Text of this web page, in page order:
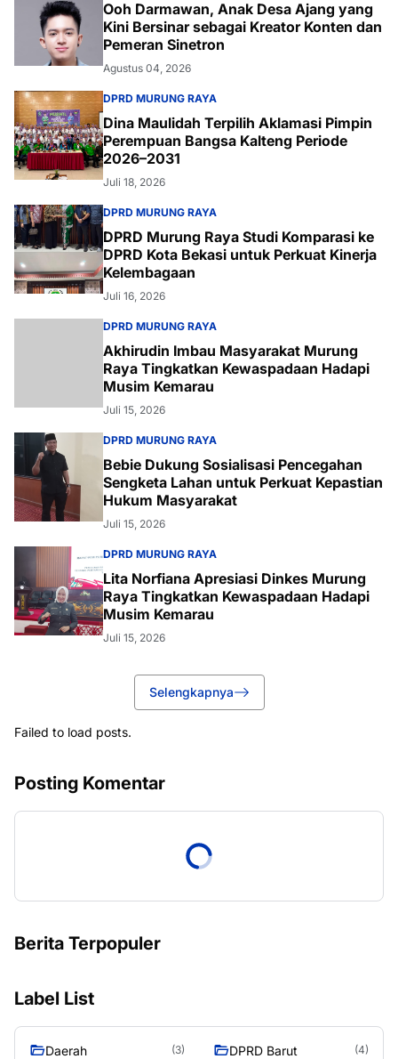
Ooh Darmawan, Anak Desa Ajang yang
Kini Bersinar sebagai Kreator Konten dan
Pemeran Sinetron
Agustus 04, 2026
DPRD MURUNG RAYA
Dina Maulidah Terpilih Aklamasi Pimpin
Perempuan Bangsa Kalteng Periode
2026–2031
Juli 18, 2026
DPRD MURUNG RAYA
DPRD Murung Raya Studi Komparasi ke
DPRD Kota Bekasi untuk Perkuat Kinerja
Kelembagaan
Juli 16, 2026
DPRD MURUNG RAYA
Akhirudin Imbau Masyarakat Murung
Raya Tingkatkan Kewaspadaan Hadapi
Musim Kemarau
Juli 15, 2026
DPRD MURUNG RAYA
Bebie Dukung Sosialisasi Pencegahan
Sengketa Lahan untuk Perkuat Kepastian
Hukum Masyarakat
Juli 15, 2026
DPRD MURUNG RAYA
Lita Norfiana Apresiasi Dinkes Murung
Raya Tingkatkan Kewaspadaan Hadapi
Musim Kemarau
Juli 15, 2026
Selengkapnya
Failed to load posts.
Posting Komentar
Berita Terpopuler
Label List
Daerah (3) DPRD Barut (4)